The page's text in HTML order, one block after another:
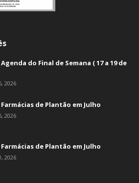
do Final de Semana ( 17 a 19 de
2026
Farmácias de Plantão em Julho
2026
Farmácias de Plantão em Julho
2026